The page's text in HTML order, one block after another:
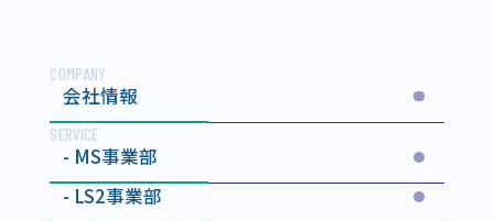
COMPANY
会社情報
SERVICE
MS事業部
LS2事業部